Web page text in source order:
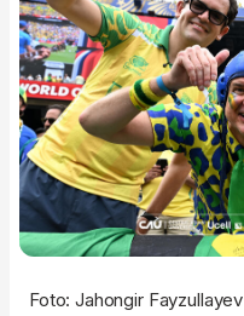
Foto: Jahongir Fayzullayev